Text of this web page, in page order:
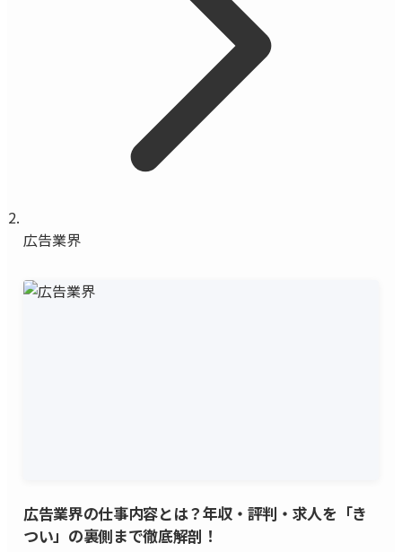
広告業界
広告業界の仕事内容とは？年収・評判・求人を「き
つい」の裏側まで徹底解剖！